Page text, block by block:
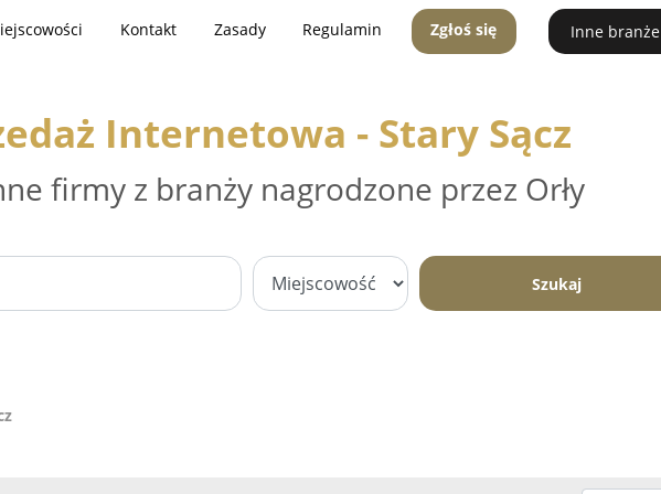
Kontakt Zasady Regulamin Zgłoś się Inne branże
Internetowa - Stary Sącz
firmy z branży nagrodzone przez Orły
Szukaj